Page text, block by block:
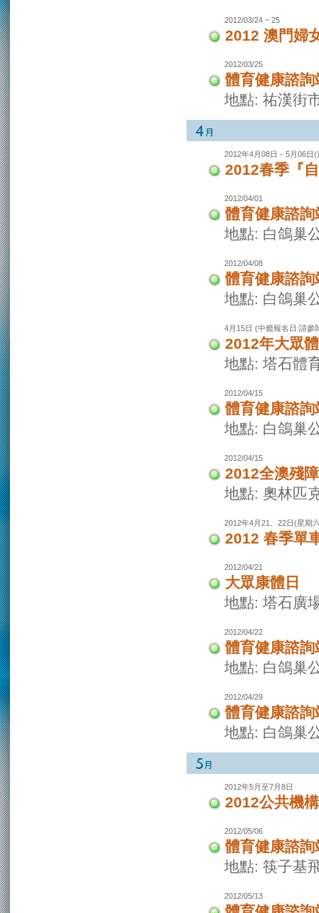
2012/03/24 ~ 25
2012 澳門婦
2012/03/25
體育健康諮詢
地點: 祐漢街
2012年4月08日－5月06日
2012春季『
2012/04/01
體育健康諮詢
地點: 白鴿巢
2012/04/08
體育健康諮詢
地點: 白鴿巢
4月15日 (中籤報名日:請參
2012年大眾
地點: 塔石體
2012/04/15
體育健康諮詢
地點: 白鴿巢
2012/04/15
2012全澳殘
地點: 奧林匹
2012年4月21、22日(星期
2012 春季單
2012/04/21
大眾康體日
地點: 塔石廣
2012/04/22
體育健康諮詢
地點: 白鴿巢
2012/04/29
體育健康諮詢
地點: 白鴿巢
2012年5月至7月8日
2012公共機
2012/05/06
體育健康諮詢
地點: 筷子基
2012/05/13